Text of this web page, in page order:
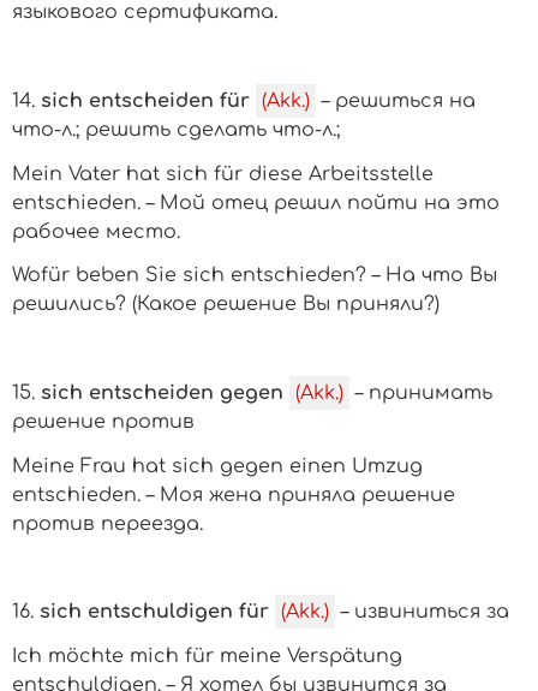
языкового сертификата.
14. sich entscheiden für (Akk.) – решиться на
что-л.; решить сделать что-л.;
Mein Vater hat sich für diese Arbeitsstelle
entschieden. – Мой отец решил пойти на это
рабочее место.
Wofür beben Sie sich entschieden? – На что Вы
решились? (Какое решение Вы приняли?)
15. sich entscheiden gegen (Akk.) – принимать
решение против
Meine Frau hat sich gegen einen Umzug
entschieden. – Моя жена приняла решение
против переезда.
16. sich entschuldigen für (Akk.) – извиниться за
Ich möchte mich für meine Verspätung
entschuldigen. – Я хотел бы извинится за